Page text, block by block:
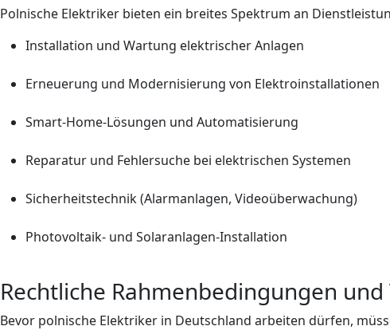
Polnische Elektriker bieten ein breites Spektrum an
Installation und Wartung elektrischer Anlagen
Erneuerung und Modernisierung von Elektroinstallationen
Smart-Home-Lösungen und Automatisierung
Reparatur und Fehlersuche bei elektrischen Systemen
Sicherheitstechnik (Alarmanlagen, Videoüberwachung)
Photovoltaik- und Solaranlagen-Installation
Rechtliche Rahmenbedingungen
Bevor polnische Elektriker in Deutschland arbeiten dürfen,